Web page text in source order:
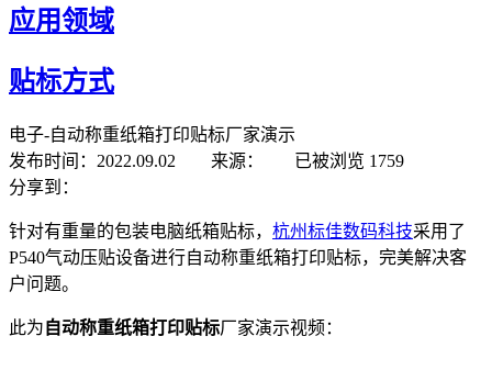
应用领域
贴标方式
电子-自动称重纸箱打印贴标厂家演示
发布时间：2022.09.02 来源：
已被浏览 1759
分享到：
针对有重量的包装电脑纸箱贴标， 杭州标佳数码科技采用了
P540气动压贴设备进行自动称重纸箱打印贴标，完美解决客
户问题。
此为 自动称重纸箱打印贴标厂家演示视频：